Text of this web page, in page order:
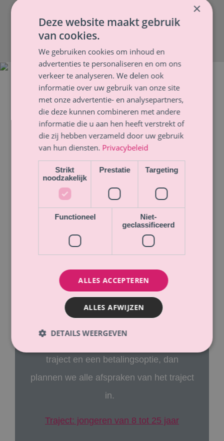
ervaren en leer je wanneer je dat wilt, hoe je dat
bij jezelf doet.
Wat kun je verwachten?
90% van de kinderen en jongeren die na
de intake doorgaan met mijn
begeleiding, hebben een andere
pijnbeleving en gaan met levenslust en
een doel de deur uit!
Hoe gaat het in zijn werk?
Na telefonische of online-aanmelding
ontvang je een intake-formulier. Na
terug-ontvangst kunnen we dan een
beeldbellen) van 15 minuten. Zo kan ik
bepalen of ik de juiste persoon ben om
met deze hulpvraag te werken en
traject en een betalingsoptie, dan
plannen we alle afspraken van het traject
in.
Traject: jongeren van 8 tot 25 jaar
×
Deze website maakt gebruik
van cookies.
We gebruiken cookies om inhoud en
advertenties te personaliseren en om ons
verkeer te analyseren. We delen ook
informatie over uw gebruik van onze site
met onze advertentie- en analysepartners,
die deze kunnen combineren met andere
informatie die u aan hen heeft verstrekt of
die zij hebben verzameld door uw gebruik
van hun diensten. Privacybeleid
Strikt
noodzakelijk
Prestatie Targeting
Functioneel
Niet-
geclassificeerd
ALLES ACCEPTEREN
ALLES AFWIJZEN
DETAILS WEERGEVEN